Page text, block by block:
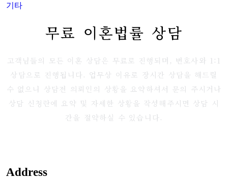
기타
무료 이혼법률 상담
고객님들의 모든 이혼 상담은 무료로 진행되며, 변호사와 1:1
상담으로 진행됩니다. 업무상 이유로 장시간 상담을 해드릴
수 없으니 상담전 의뢰인의 상황을 요약하셔서 문의 주시거나
상담 신청란에 요약 및 자세한 상황을 작성해주시면 상담 시
간을 절약하실 수 있습니다.
Address